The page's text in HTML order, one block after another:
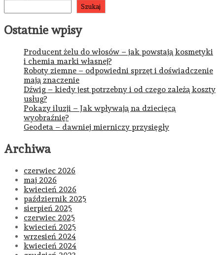
Szukaj
Ostatnie wpisy
Producent żelu do włosów – jak powstają kosmetyki
i chemia marki własnej?
Roboty ziemne – odpowiedni sprzęt i doświadczenie
mają znaczenie
Dźwig – kiedy jest potrzebny i od czego zależą koszty
usług?
Pokazy iluzji – Jak wpływają na dziecięcą
wyobraźnię?
Geodeta – dawniej mierniczy przysięgły
Archiwa
czerwiec 2026
maj 2026
kwiecień 2026
październik 2025
sierpień 2025
czerwiec 2025
kwiecień 2025
wrzesień 2024
kwiecień 2024